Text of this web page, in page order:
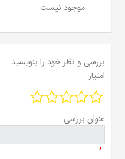
موجود نیست
بررسی و نظر خود را بنویسید
امتیاز
عنوان بررسی
*